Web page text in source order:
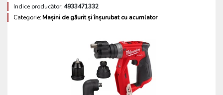
Indice producător: 4933471332
Categorie:Mașini de găurit și înșurubat cu acumlator